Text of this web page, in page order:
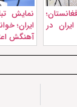
در
نمايش
ایران؛
آهنگش